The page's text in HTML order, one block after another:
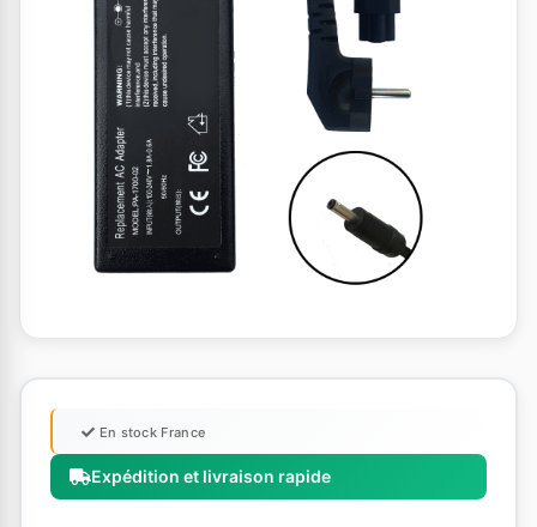
Expédition et livraison rapide
En stock France